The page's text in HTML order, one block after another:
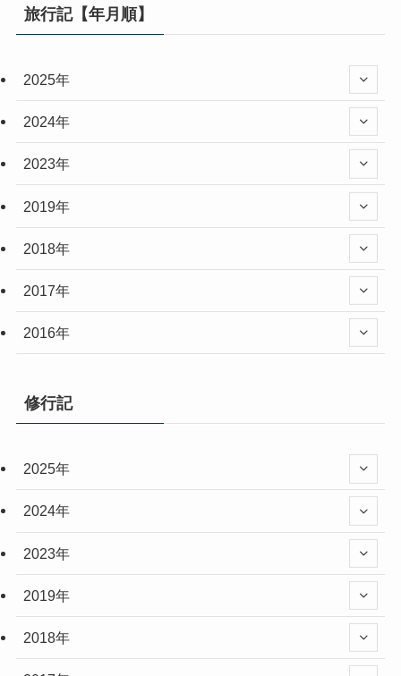
旅行記【年月順】
2025年
2024年
2023年
2019年
2018年
2017年
2016年
修行記
2025年
2024年
2023年
2019年
2018年